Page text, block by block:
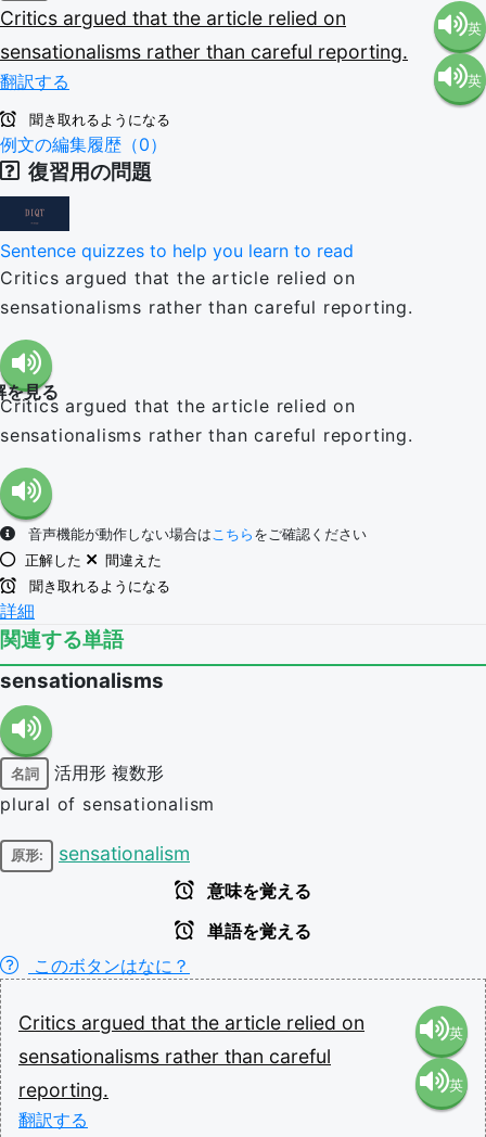
Critics argued that the article relied on
sensationalisms rather than careful reporting.
翻訳する
英
語（米
英
聞き取れるようになる
例文の編集履歴（0）
復習用の問題
Sentence quizzes to help you learn to read
Critics argued that the article relied on
sensationalisms rather than careful reporting.
を見る
Critics argued that the article relied on
sensationalisms rather than careful reporting.
音声機能が動作しない場合はこちら をご確認ください
正解した
間違えた
聞き取れるようになる
詳細
関連する単語
sensationalisms
名詞 活用形 複数形
plural of sensationalism
原形: sensationalism
意味を覚える
単語を覚える
このボタンはなに？
Critics argued that the article relied on
sensationalisms rather than careful
reporting.
翻訳する
英
語（米
英